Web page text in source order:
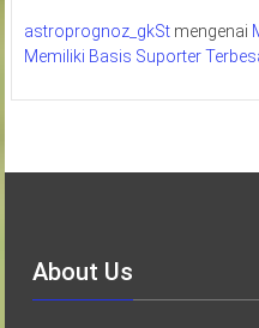
astroprognoz_gkStmengenai
Memiliki Basis Suporter
About Us